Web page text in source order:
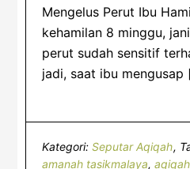
Mengelus Perut Ibu
kehamilan 8 minggu,
perut sudah sensitif
jadi, saat ibu mengusap
Kategori:Seputar Aqiqah
amanah tasikmalaya,